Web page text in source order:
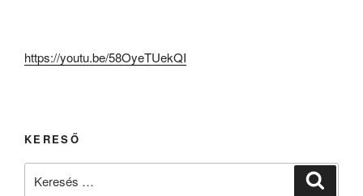
https://youtu.be/58OyeTUekQI
KERESŐ